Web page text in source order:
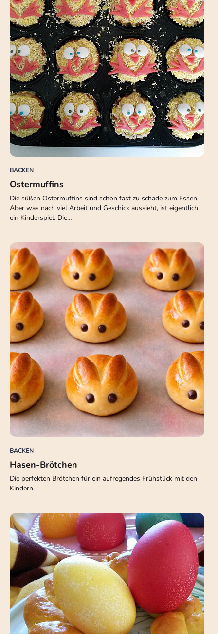
BACKEN
Ostermuffins
Die süßen Ostermuffins sind schon fast zu schade zum Essen.
Aber was nach viel Arbeit und Geschick aussieht, ist eigentlich
ein Kinderspiel. Die…
BACKEN
Hasen-Brötchen
Die perfekten Brötchen für ein aufregendes Frühstück mit den
Kindern.